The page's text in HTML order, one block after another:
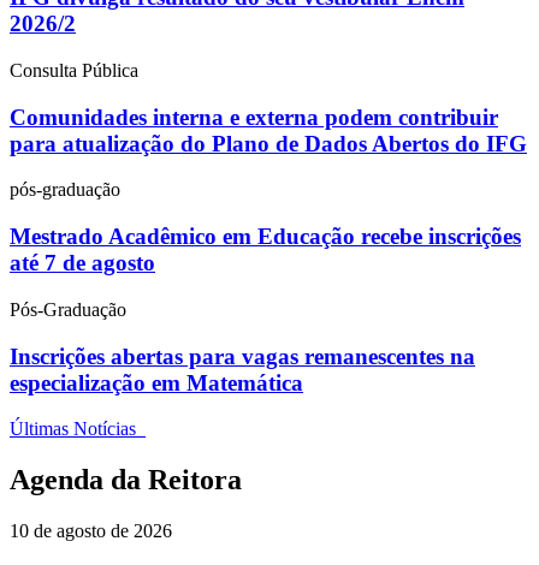
2026/2
Consulta Pública
Comunidades interna e externa podem contribuir
para atualização do Plano de Dados Abertos do IFG
pós-graduação
Mestrado Acadêmico em Educação recebe inscrições
até 7 de agosto
Pós-Graduação
Inscrições abertas para vagas remanescentes na
especialização em Matemática
Últimas Notícias
Agenda da Reitora
10 de agosto de 2026